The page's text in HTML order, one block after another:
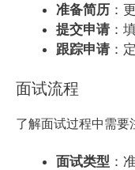
准备简历 ：
提交申请 ：
跟踪申请 ：
面试流程
了解面试过程中需要
面试类型 ：